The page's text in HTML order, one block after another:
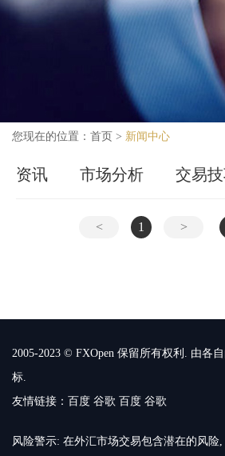
您现在的位置： 首页 > 新闻中心
资讯 市场分析 交易
< 1 >
2005-2023 © FXOpen 保留所有权利. 由各
标.
友情链接： 百度 谷歌 百度 谷歌
风险警示: 在外汇市场交易包含潜在的风险